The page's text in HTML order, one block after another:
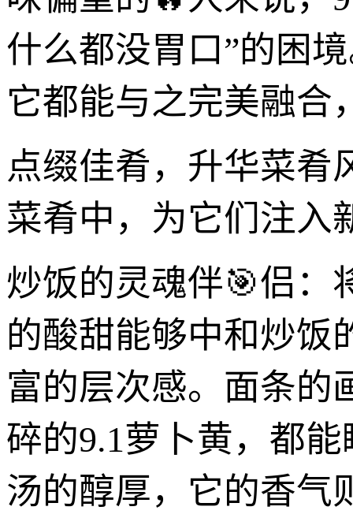
什么都没胃口”的困
它都能与之完美融合
点缀佳肴，升华菜肴
菜肴中，为它们注入
炒饭的灵魂伴🎯侣：
的酸甜能够中和炒饭
富的层次感。面条的
碎的9.1萝卜黄，都
汤的醇厚，它的香气